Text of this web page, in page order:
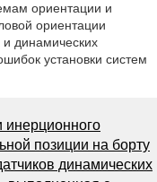
ориентации и
ориентации
и динамических
установки систем
инерционного
позиции на борту
динамических